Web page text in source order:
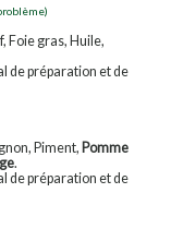
Foie gras, Huile,
de préparation et de
Piment, Pomme
.
de préparation et de